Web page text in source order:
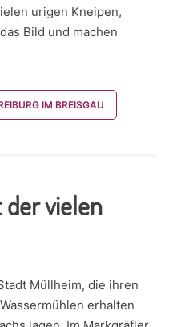
urigen Kneipen,
Bild und machen
IM BREISGAU
vielen
Müllheim, die ihren
erhalten